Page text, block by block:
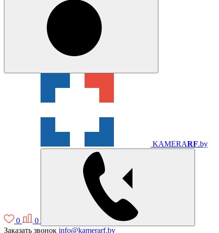
KAMERARF.by
0
0
Заказать звонок info@kamerarf.by